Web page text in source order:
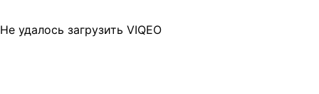
Не удалось загрузить VIQEO